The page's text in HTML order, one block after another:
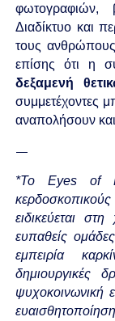
φωτογραφιών,
Διαδίκτυο και
τους
επίσης ότι η
δεξαμενή
συμμετέχοντες
αναπολήσουν
—
*Το Eyes of
ειδικεύεται
ευπαθείς
εμπειρία
δημιουργικές
ψυχοκοινωνική